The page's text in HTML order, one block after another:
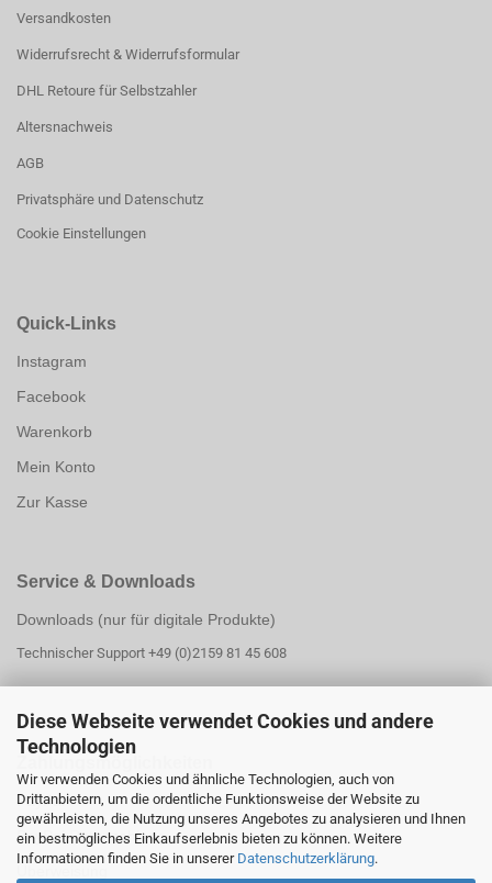
Diese Webseite verwendet Cookies und andere
Technologien
Wir verwenden Cookies und ähnliche Technologien, auch von
Drittanbietern, um die ordentliche Funktionsweise der Website zu
gewährleisten, die Nutzung unseres Angebotes zu analysieren und Ihnen
ein bestmögliches Einkaufserlebnis bieten zu können. Weitere
Informationen finden Sie in unserer Datenschutzerklärung.
Versandkosten
Widerrufsrecht & Widerrufsformular
DHL Retoure für Selbstzahler
Altersnachweis
AGB
Privatsphäre und Datenschutz
Cookie Einstellungen
Quick-Links
Instagram
Facebook
Warenkorb
Mein Konto
Zur Kasse
Service & Downloads
Downloads (nur für digitale Produkte)
Technischer Support +49 (0)2159 81 45 608
Zahlungsmöglichk
PayPal
PayPal Ratenzahlung